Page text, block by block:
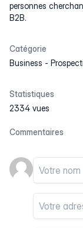
personnes
B2B.
Catégorie
Business -
Statistiques
2334 vues
Commentaires
Votre nom
Votre email